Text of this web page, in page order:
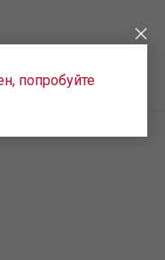
попробуйте